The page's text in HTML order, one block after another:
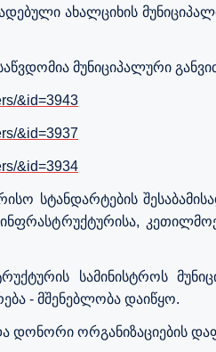
ახალციხის
მუნიციპალური
&id=3943
&id=3937
&id=3934
სტანდარტების
სამინისტროს
- მშენებლობა დაიწყო.
ორგანიზაციების